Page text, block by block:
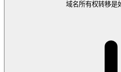
域名所有权转移是